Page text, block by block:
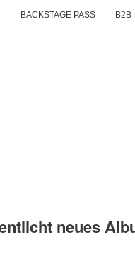
BACKSTAGE PASS B2B
neues